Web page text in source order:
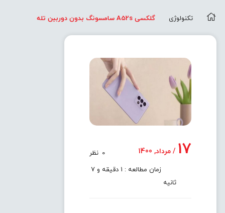
تکنولوژی گلکسی A52s سامسونگ بدون دوربین تله
17 / مرداد, 1400 0 نظر
زمان مطالعه : 1 دقیقه و 7
ثانیه